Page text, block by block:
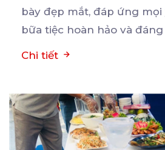
bày đẹp mắt, đáp ứng mọi
bữa tiệc hoàn hảo và
Chi tiết